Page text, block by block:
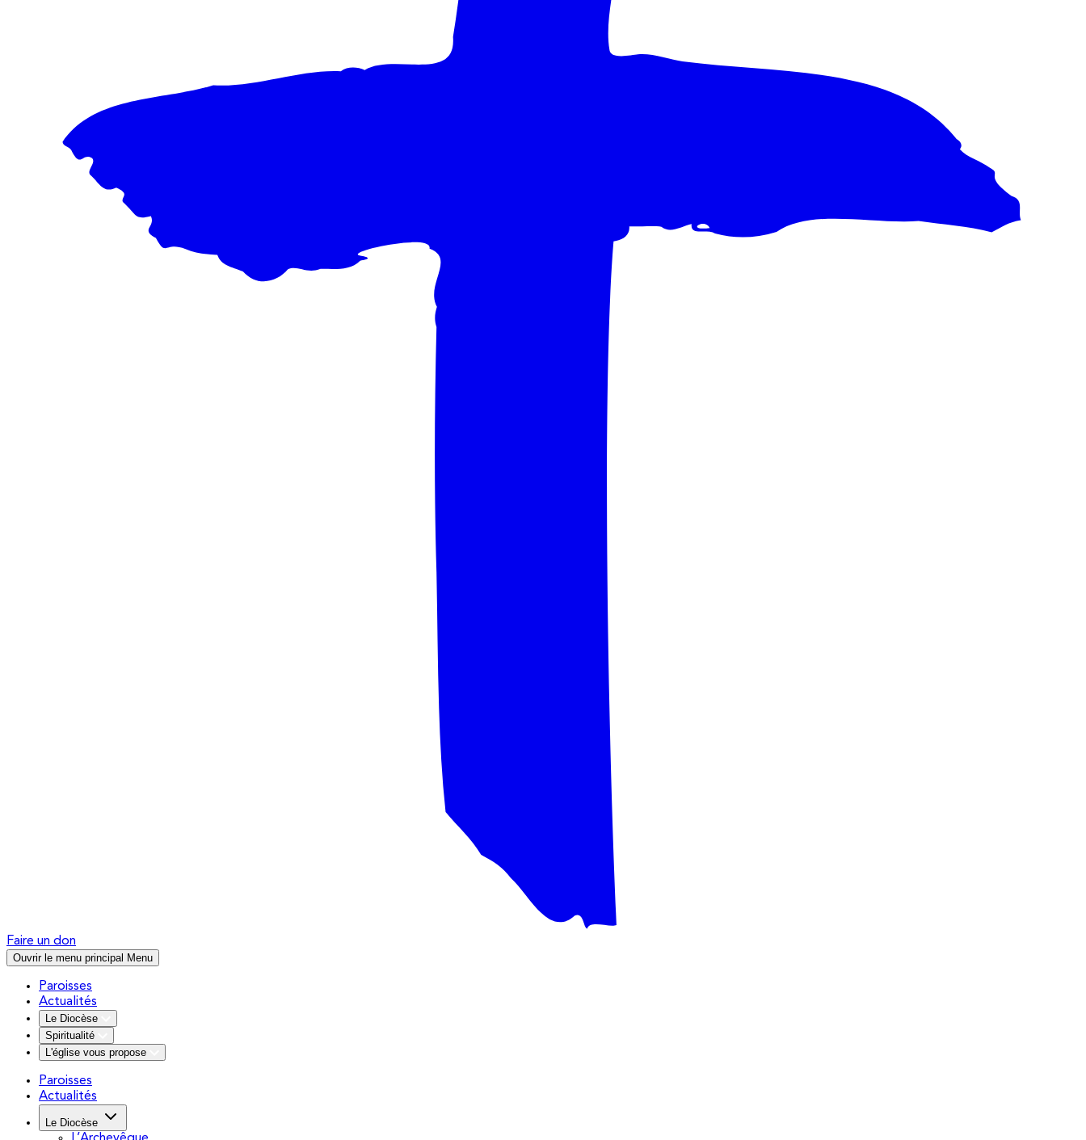
Faire un don
Ouvrir le menu principal Menu
Paroisses
Actualités
Le Diocèse
Spiritualité
L'église vous propose
Paroisses
Actualités
Le Diocèse